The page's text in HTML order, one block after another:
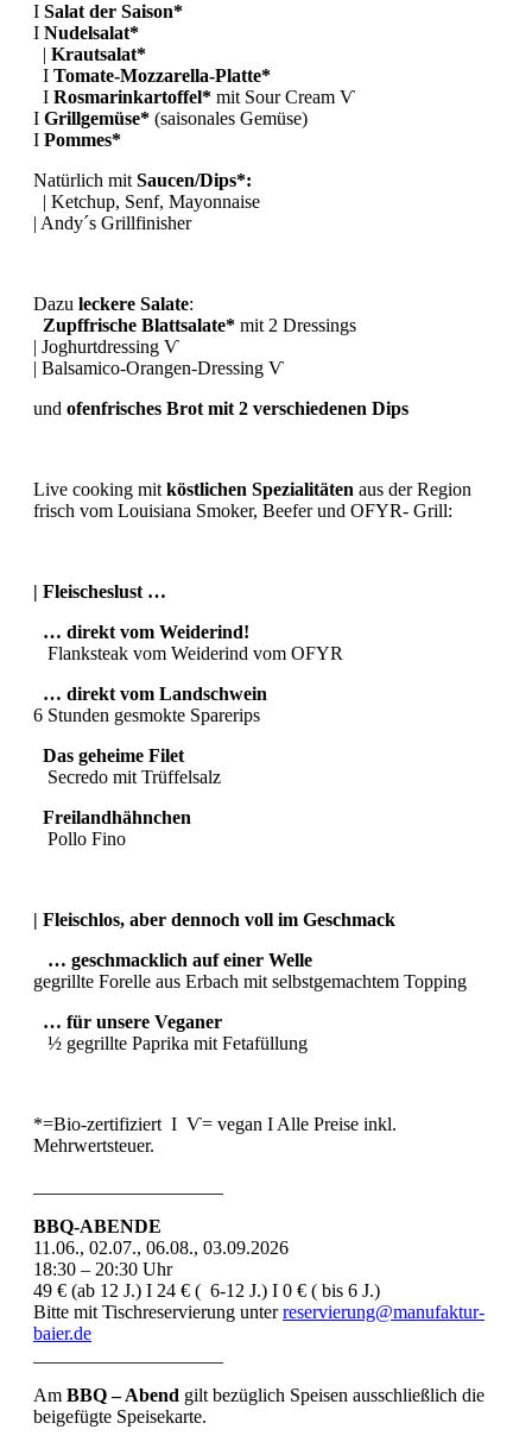
I Salat der Saison*
I Nudelsalat*
| Krautsalat*
I Tomate-Mozzarella-Platte*
I Rosmarinkartoffel* mit Sour Cream Ѵ
I Grillgemüse* (saisonales Gemüse)
I Pommes*
Natürlich mit Saucen/Dips*:
| Ketchup, Senf, Mayonnaise
| Andy´s Grillfinisher
Dazu leckere Salate:
Zupffrische Blattsalate* mit 2 Dressings
| Joghurtdressing Ѵ
| Balsamico-Orangen-Dressing Ѵ
und ofenfrisches Brot mit 2 verschiedenen Dips
Live cooking mit köstlichen Spezialitäten aus der Region
frisch vom Louisiana Smoker, Beefer und OFYR- Grill:
| Fleischeslust …
… direkt vom Weiderind!
Flanksteak vom Weiderind vom OFYR
… direkt vom Landschwein
6 Stunden gesmokte Sparerips
Das geheime Filet
Secredo mit Trüffelsalz
Freilandhähnchen
Pollo Fino
| Fleischlos, aber dennoch voll im Geschmack
… geschmacklich auf einer Welle
gegrillte Forelle aus Erbach mit selbstgemachtem Topping
… für unsere Veganer
½ gegrillte Paprika mit Fetafüllung
*=Bio-zertifiziert I Ѵ= vegan I Alle Preise inkl.
Mehrwertsteuer.
BBQ-ABENDE
11.06., 02.07., 06.08., 03.09.2026
18:30 – 20:30 Uhr
49 € (ab 12 J.) I 24 € ( 6-12 J.) I 0 € ( bis 6 J.)
Bitte mit Tischreservierung unterreservierung@manufaktur-
baier.de
Am BBQ – Abend gilt bezüglich Speisen ausschließlich die
beigefügte Speisekarte.